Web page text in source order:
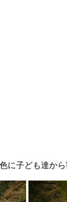
に子ども達か